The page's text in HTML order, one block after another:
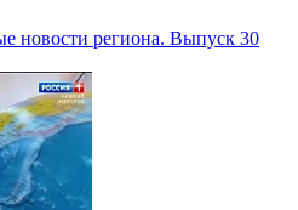
новости региона. Выпуск 30